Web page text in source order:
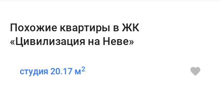
Похожие квартиры в ЖК
«Цивилизация на Неве»
студия 20.17 м2